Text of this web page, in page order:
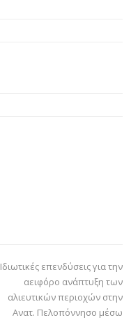
Ιδιωτικές επενδύσεις για την
αειφόρο ανάπτυξη των
αλιευτικών περιοχών στην
Ανατ. Πελοπόννησο μέσω